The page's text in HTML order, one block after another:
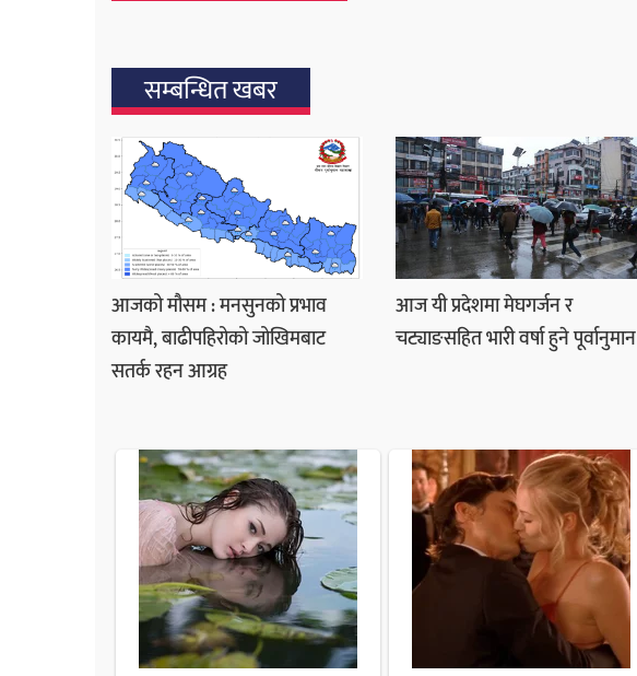
सम्बन्धित खबर
आजको मौसम : मनसुनको प्रभाव
कायमै, बाढीपहिरोको जोखिमबाट
सतर्क रहन आग्रह
आज यी प्रदेशमा मेघगर्जन र
चट्याङसहित भारी वर्षा हुने पूर्वानुमान